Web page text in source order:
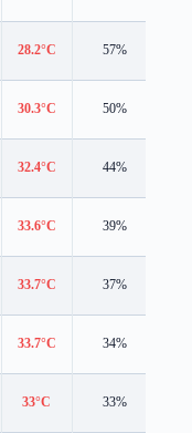
28.2°C 57%
30.3°C 50%
32.4°C 44%
33.6°C 39%
33.7°C 37%
33.7°C 34%
33°C 33%